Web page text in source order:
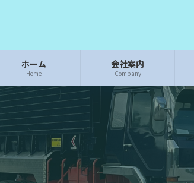
ホーム
Home
会社案内
Company